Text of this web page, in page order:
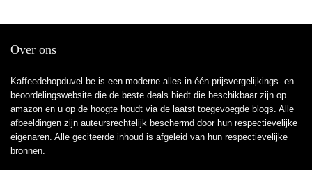
Over ons
Kaffeedehopduvel.be is een moderne alles-in-één prijsvergelijkings- en
beoordelingswebsite die de beste deals biedt die beschikbaar zijn op
amazon en u op de hoogte houdt via de laatst toegevoegde blogs. Alle
afbeeldingen zijn auteursrechtelijk beschermd door hun respectievelijke
eigenaren. Alle geciteerde inhoud is afgeleid van hun respectievelijke
bronnen.